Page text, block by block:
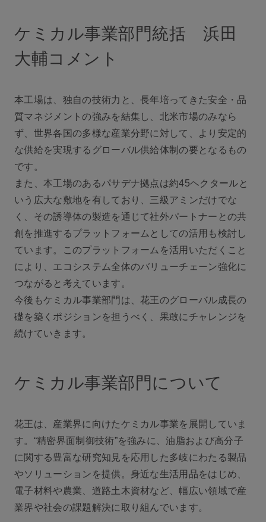
ケミカル事業部門統括 浜田
大輔コメント
本工場は、独自の技術力と、長年培ってきた安全・品
質マネジメントの強みを結集し、北米市場のみなら
ず、世界各国の多様な産業分野に対して、より安定的
な供給を実現するグローバル供給体制の要となるもの
です。
また、本工場のあるパサデナ拠点は約45ヘクタールと
いう広大な敷地を有しており、三級アミンだけでな
く、その誘導体の製造を通じて社外パートナーとの共
創を推進するプラットフォームとしての活用も検討し
ています。このプラットフォームを活用いただくこと
により、エコシステム全体のバリューチェーン強化に
つながると考えています。
今後もケミカル事業部門は、花王のグローバル成長の
礎を築くポジションを担うべく、果敢にチャレンジを
続けていきます。
ケミカル事業部門について
花王は、産業界に向けたケミカル事業を展開していま
す。“精密界面制御技術”を強みに、油脂および高分子
に関する豊富な研究知見を応用した多岐にわたる製品
やソリューションを提供。身近な生活用品をはじめ、
電子材料や農業、道路土木資材など、幅広い領域で産
業界や社会の課題解決に取り組んでいます。